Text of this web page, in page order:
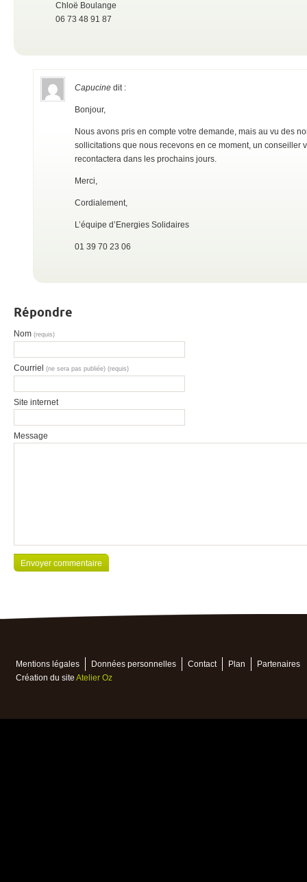
Chloë Boulange
06 73 48 91 87
Capucine dit :
Bonjour,
Nous avons pris en compte votre demande, mais au vu des
sollicitations que nous recevons en ce moment, un conseiller
recontactera dans les prochains jours.
Merci,
Cordialement,
L’équipe d’Energies Solidaires
01 39 70 23 06
Répondre
Nom (requis)
Courriel (ne sera pas publiée) (requis)
Site internet
Message
Mentions légales Données personnelles Contact Plan
Partenaires
Création du site Atelier Oz